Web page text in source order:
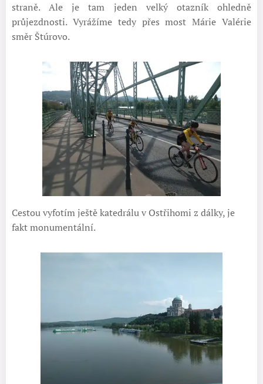
straně. Ale je tam jeden velký otazník ohledně
průjezdnosti. Vyrážíme tedy přes most Márie Valérie
směr Štúrovo.
Cestou vyfotím ještě katedrálu v Ostřihomi z dálky, je
fakt monumentální.